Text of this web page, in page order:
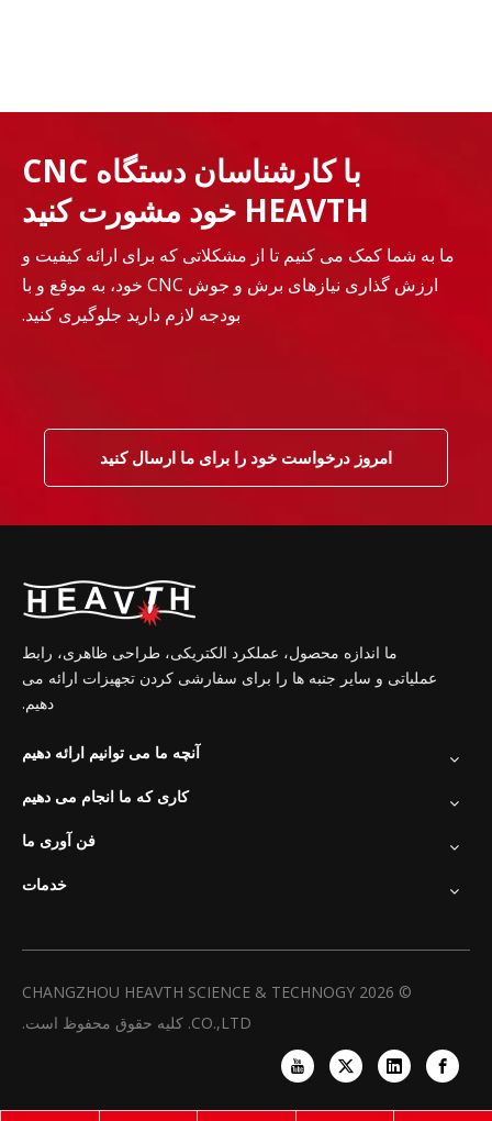
با کارشناسان دستگاه CNC
HEAVTH خود مشورت کنید
ما به شما کمک می کنیم تا از مشکلاتی که برای ارائه کیفیت و
ارزش گذاری نیازهای برش و جوش CNC خود، به موقع و با
بودجه لازم دارید جلوگیری کنید.
امروز درخواست خود را برای ما ارسال کنید
ما اندازه محصول، عملکرد الکتریکی، طراحی ظاهری، رابط
عملیاتی و سایر جنبه ها را برای سفارشی کردن تجهیزات ارائه می
دهیم.
آنچه ما می توانیم ارائه دهیم
کاری که ما انجام می دهیم
فن آوری ما
خدمات
©
2026
CHANGZHOU HEAVTH SCIENCE & TECHNOGY
CO.,LTD. کلیه حقوق محفوظ است.